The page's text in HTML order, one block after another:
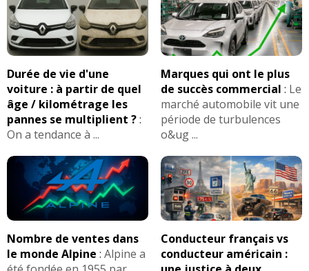
Durée de vie d'une
voiture : à partir de quel
âge / kilométrage les
pannes se multiplient ?:
On a tendance à ...
Marques qui ont le plus
de succès commercial : Le
marché automobile vit une
période de turbulences
o&ug ...
Nombre de ventes dans
le monde Alpine : Alpine a
Conducteur français vs
conducteur américain :